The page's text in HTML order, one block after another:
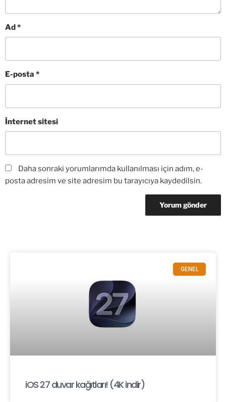
Ad*
E-posta *
İnternet sitesi
Daha sonraki yorumlarımda kullanılması için adım, e-
posta adresim ve site adresim bu tarayıcıya kaydedilsin.
GENEL
iOS 27 duvar kağıtları! (4K indir)